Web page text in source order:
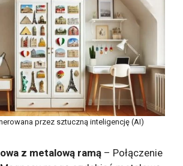
przez sztuczną inteligencję (AI)
z metalową ramą – Połączenie